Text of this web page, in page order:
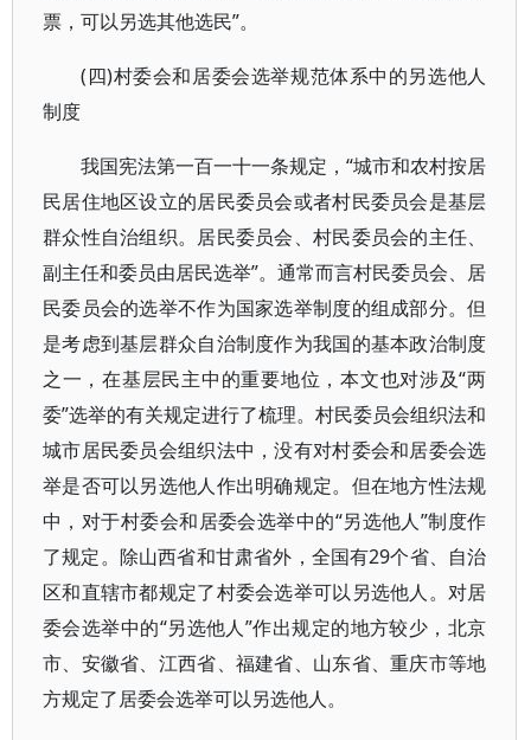
票，可以另选其他选民”。
(四)村委会和居委会选举规范体系中的另选他人
制度
我国宪法第一百一十一条规定，“城市和农村按居
民居住地区设立的居民委员会或者村民委员会是基层
群众性自治组织。居民委员会、村民委员会的主任、
副主任和委员由居民选举”。通常而言村民委员会、居
民委员会的选举不作为国家选举制度的组成部分。但
是考虑到基层群众自治制度作为我国的基本政治制度
之一，在基层民主中的重要地位，本文也对涉及“两
委”选举的有关规定进行了梳理。村民委员会组织法和
城市居民委员会组织法中，没有对村委会和居委会选
举是否可以另选他人作出明确规定。但在地方性法规
中，对于村委会和居委会选举中的“另选他人”制度作
了规定。除山西省和甘肃省外，全国有29个省、自治
区和直辖市都规定了村委会选举可以另选他人。对居
委会选举中的“另选他人”作出规定的地方较少，北京
市、安徽省、江西省、福建省、山东省、重庆市等地
方规定了居委会选举可以另选他人。